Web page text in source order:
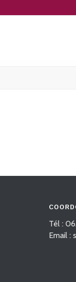
Tél :
Email :